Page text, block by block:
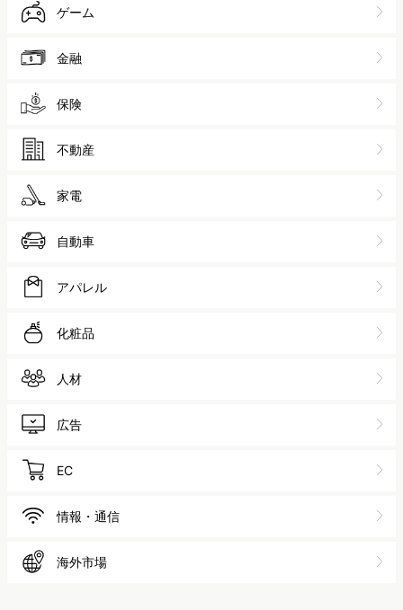
ゲーム
金融
保険
不動産
家電
自動車
アパレル
化粧品
人材
広告
EC
情報・通信
海外市場